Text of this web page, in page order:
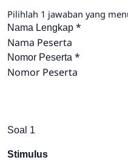
Pilihlah 1 jawaban yang
Nama Lengkap *
Nama Peserta
Nomor Peserta *
Nomor Peserta
Soal 1
Stimulus